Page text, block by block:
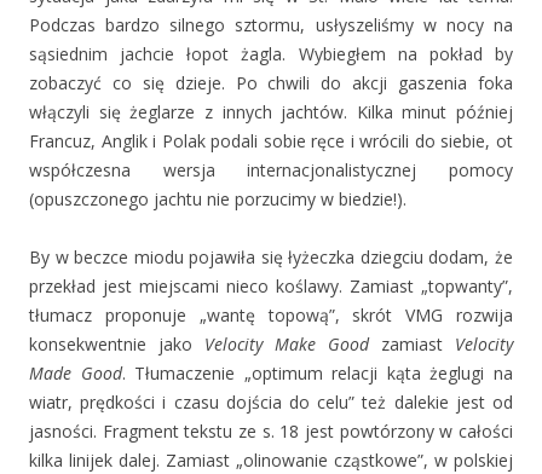
Podczas bardzo silnego sztormu, usłyszeliśmy w nocy na
sąsiednim jachcie łopot żagla. Wybiegłem na pokład by
zobaczyć co się dzieje. Po chwili do akcji gaszenia foka
włączyli się żeglarze z innych jachtów. Kilka minut później
Francuz, Anglik i Polak podali sobie ręce i wrócili do siebie, ot
współczesna wersja internacjonalistycznej pomocy
(opuszczonego jachtu nie porzucimy w biedzie!).
By w beczce miodu pojawiła się łyżeczka dziegciu dodam, że
przekład jest miejscami nieco koślawy. Zamiast „topwanty”,
tłumacz proponuje „wantę topową”, skrót VMG rozwija
konsekwentnie jako Velocity Make Goodzamiast Velocity
Made Good. Tłumaczenie „optimum relacji kąta żeglugi na
wiatr, prędkości i czasu dojścia do celu” też dalekie jest od
jasności. Fragment tekstu ze s. 18 jest powtórzony w całości
kilka linijek dalej. Zamiast „olinowanie cząstkowe”, w polskiej